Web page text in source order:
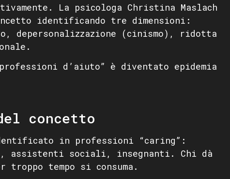
La psicologa Christina Maslach
identificando tre dimensioni:
depersonalizzazione (cinismo), ridotta
d’aiuto” è diventato epidemia
concetto
in professioni “caring”:
assistenti sociali, insegnanti. Chi dà
tempo si consuma.